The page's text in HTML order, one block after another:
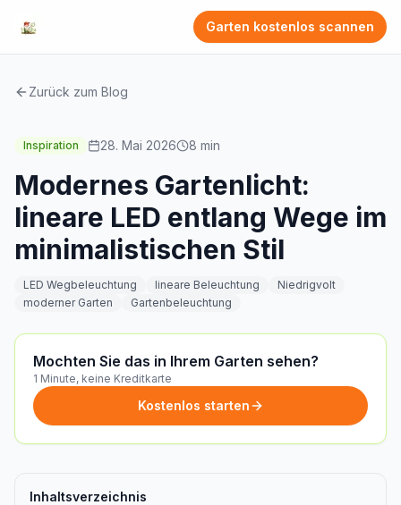
Garten kostenlos scannen
Zurück zum Blog
Inspiration 28. Mai 2026 8 min
Modernes Gartenlicht:
lineare LED entlang Wege im
minimalistischen Stil
LED Wegbeleuchtung lineare Beleuchtung
Niedrigvolt
moderner Garten
Gartenbeleuchtung
Mochten Sie das in Ihrem Garten sehen?
1 Minute, keine Kreditkarte
Kostenlos starten
Inhaltsverzeichnis